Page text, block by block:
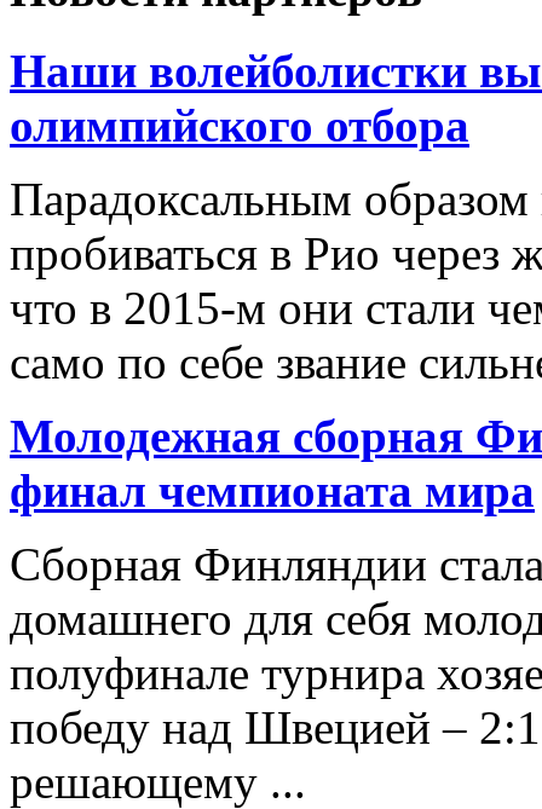
Наши волейболистки
олимпийского отбора
Парадоксальным
пробиваться в Рио через
что в 2015-м они стали
само по себе звание
Молодежная сборная
финал чемпионата мира
Сборная Финляндии
домашнего для себя
полуфинале турнира
победу над Швецией –
решающему ...